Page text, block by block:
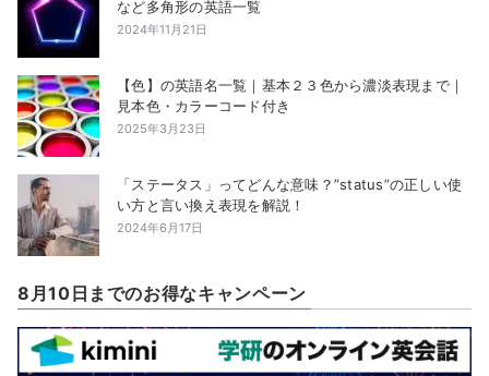
など多角形の英語一覧
2024年11月21日
【色】の英語名一覧｜基本２３色から濃淡表現まで｜
見本色・カラーコード付き
2025年3月23日
「ステータス」ってどんな意味？”status”の正しい使
い方と言い換え表現を解説！
2024年6月17日
8月10日までのお得なキャンペーン